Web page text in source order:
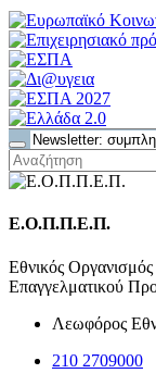
Ε.Ο.Π.Π.Ε.Π.
Εθνικός
Επαγγελματικού
Λεωφόρος
210 2709000